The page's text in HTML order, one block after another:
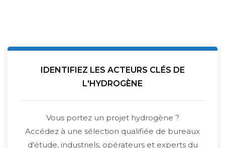
IDENTIFIEZ LES ACTEURS CLÉS DE
L'HYDROGÈNE
Vous portez un projet hydrogène ?
Accédez à une sélection qualifiée de bureaux
d'étude, industriels, opérateurs et experts du